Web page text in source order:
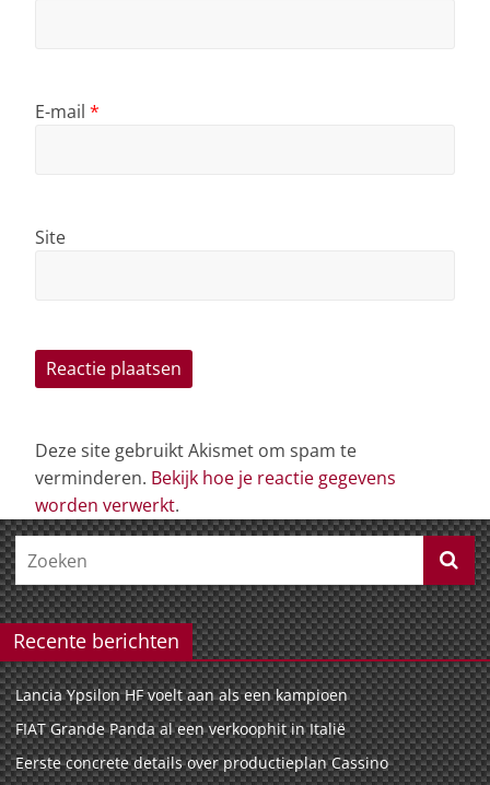
E-mail *
Site
Deze site gebruikt Akismet om spam te
verminderen. Bekijk hoe je reactie gegevens
worden verwerkt.
Recente berichten
Lancia Ypsilon HF voelt aan als een kampioen
FIAT Grande Panda al een verkoophit in Italië
Eerste concrete details over productieplan Cassino